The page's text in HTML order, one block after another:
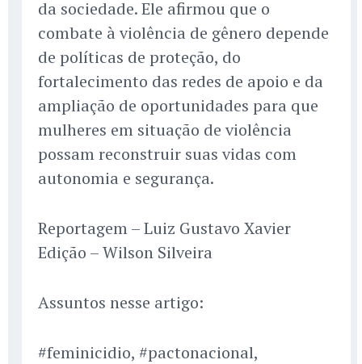
da sociedade. Ele afirmou que o
combate à violência de gênero depende
de políticas de proteção, do
fortalecimento das redes de apoio e da
ampliação de oportunidades para que
mulheres em situação de violência
possam reconstruir suas vidas com
autonomia e segurança.
Reportagem – Luiz Gustavo Xavier
Edição – Wilson Silveira
Assuntos nesse artigo:
#feminicidio, #pactonacional,